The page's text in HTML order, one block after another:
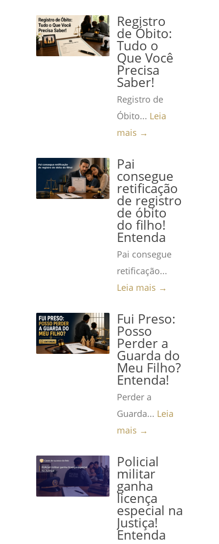
Registro
de Óbito:
Tudo o
Que Você
Precisa
Saber!
Registro de
Óbito... Leia
mais →
Pai
consegue
retificação
de registro
de óbito
do filho!
Entenda
Pai consegue
retificação...
Leia mais →
Fui Preso:
Posso
Perder a
Guarda do
Meu Filho?
Entenda!
Perder a
Guarda... Leia
mais →
Policial
militar
ganha
licença
especial na
Justiça!
Entenda